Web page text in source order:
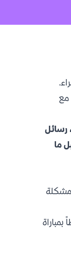
مع
رسائل
ما